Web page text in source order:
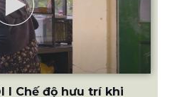
I Chế độ hưu trí khi